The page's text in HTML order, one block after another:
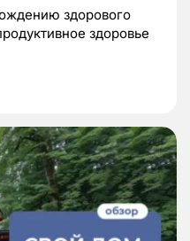
здорового
здоровье